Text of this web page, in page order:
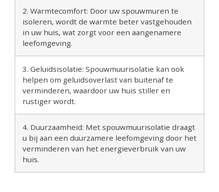
2. Warmtecomfort: Door uw spouwmuren te
isoleren, wordt de warmte beter vastgehouden
in uw huis, wat zorgt voor een aangenamere
leefomgeving.
3. Geluidsisolatie: Spouwmuurisolatie kan ook
helpen om geluidsoverlast van buitenaf te
verminderen, waardoor uw huis stiller en
rustiger wordt.
4. Duurzaamheid: Met spouwmuurisolatie draagt
u bij aan een duurzamere leefomgeving door het
verminderen van het energieverbruik van uw
huis.